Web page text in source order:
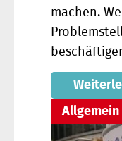
machen.
Allgemein